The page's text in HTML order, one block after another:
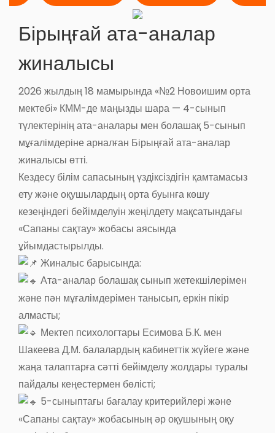
Бірыңғай ата-аналар
жиналысы
2026 жылдың 18 мамырында «№2 Новоишим орта
мектебі» КММ-де маңызды шара — 4-сынып
түлектерінің ата-аналары мен болашақ 5-сынып
мұғалімдеріне арналған Бірыңғай ата-аналар
жиналысы өтті.
Кездесу білім сапасының үздіксіздігін қамтамасыз
ету және оқушылардың орта буынға көшу
кезеңіндегі бейімделуін жеңілдету мақсатындағы
«Сапаны сақтау» жобасы аясында
ұйымдастырылды.
Жиналыс барысында:
Ата-аналар болашақ сынып жетекшілерімен
және пән мұғалімдерімен танысып, еркін пікір
алмасты;
Мектеп психологтары Есимова Б.К. мен
Шакеева Д.М. балалардың кабинеттік жүйеге және
жаңа талаптарға сәтті бейімделу жолдары туралы
пайдалы кеңестермен бөлісті;
5-сыныптағы бағалау критерийлері және
«Сапаны сақтау» жобасының әр оқушының оқу